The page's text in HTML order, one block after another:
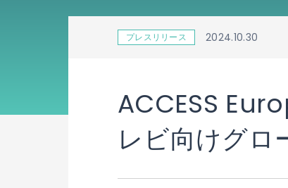
プレスリリース 2024.10.30
ACCESS
レビ向けグロ